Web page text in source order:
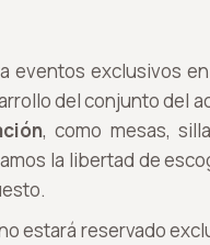
eventos exclusivos
del conjunto del
, como mesas,
la libertad de
estará reservado